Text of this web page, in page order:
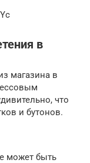
в
магазина в
что
и бутонов.
может быть